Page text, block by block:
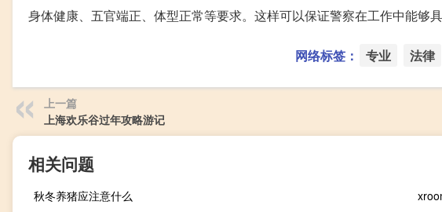
身体健康、五官端正、体型正常等要求。这样可以保证警察在工作中能够
网络标签： 专业 法律
上一篇
上海欢乐谷过年攻略游记
相关问题
秋冬养猪应注意什么